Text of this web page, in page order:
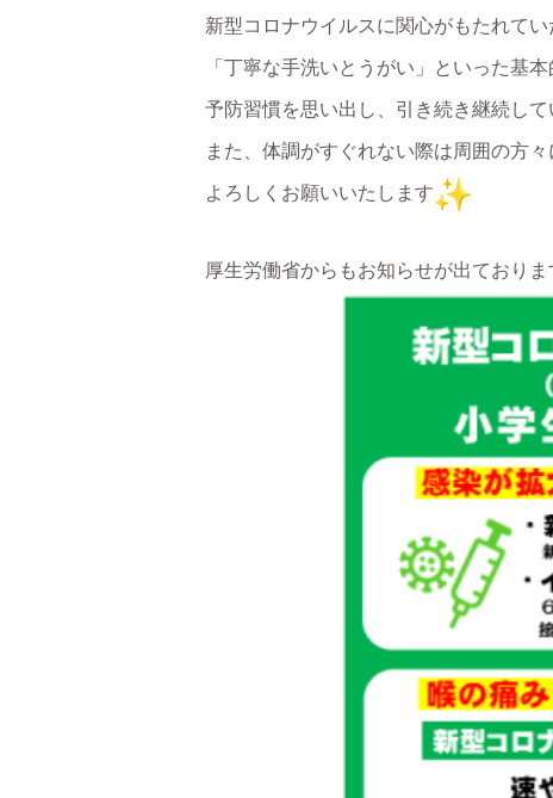
新型コロナウイルスに関心がもたれて
「丁寧な手洗いとうがい」といった基
予防習慣を思い出し、引き続き継続して
また、体調がすぐれない際は周囲の方
よろしくお願いいたします
厚生労働省からもお知らせが出ておりま